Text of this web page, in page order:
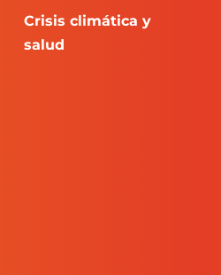
Crisis climática y
salud